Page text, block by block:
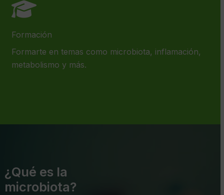
Formación
Formarte en temas como microbiota, inflamación,
metabolismo y más.
¿Qué es la
microbiota?